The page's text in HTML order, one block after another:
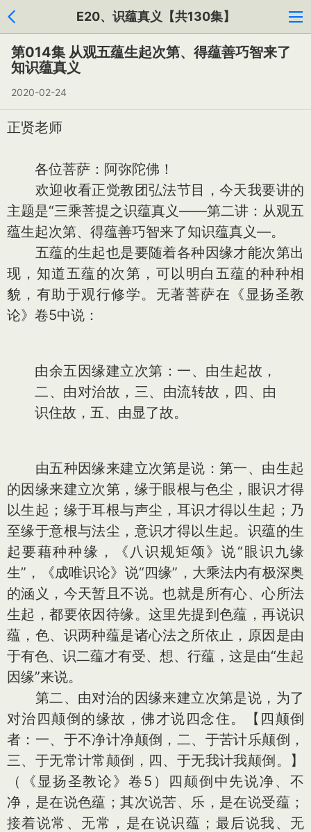
E20、识蕴真义【共130集】
第014集 从观五蕴生起次第、得蕴善巧智来了
知识蕴真义
2020-02-24
正贤老师
各位菩萨：阿弥陀佛！
欢迎收看正觉教团弘法节目，今天我要讲的
主题是“三乘菩提之识蕴真义——第二讲：从观五
蕴生起次第、得蕴善巧智来了知识蕴真义—。
五蕴的生起也是要随着各种因缘才能次第出
现，知道五蕴的次第，可以明白五蕴的种种相
貌，有助于观行修学。无著菩萨在《显扬圣教
论》卷5中说：
由余五因缘建立次第：一、由生起故，
二、由对治故，三、由流转故，四、由
识住故，五、由显了故。
由五种因缘来建立次第是说：第一、由生起
的因缘来建立次第，缘于眼根与色尘，眼识才得
以生起；缘于耳根与声尘，耳识才得以生起；乃
至缘于意根与法尘，意识才得以生起。识蕴的生
起要藉种种缘，《八识规矩颂》说“眼识九缘
生”，《成唯识论》说“四缘”，大乘法内有极深奥
的涵义，今天暂且不说。也就是所有心、心所法
生起，都要依因待缘。这里先提到色蕴，再说识
蕴，色、识两种蕴是诸心法之所依止，原因是由
于有色、识二蕴才有受、想、行蕴，这是由“生起
因缘”来说。
第二、由对治的因缘来建立次第是说，为了
对治四颠倒的缘故，佛才说四念住。【四颠倒
者：一、于不净计净颠倒，二、于苦计乐颠倒，
三、于无常计常颠倒，四、于无我计我颠倒。】
（《显扬圣教论》卷5）四颠倒中先说净、不
净，是在说色蕴；其次说苦、乐，是在说受蕴；
接着说常、无常，是在说识蕴；最后说我、无